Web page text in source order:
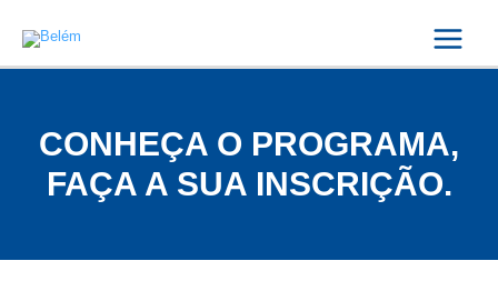
CONHEÇA O PROGRAMA,
FAÇA A SUA INSCRIÇÃO.
navigation